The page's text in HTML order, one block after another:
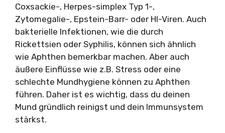
Coxsackie-, Herpes-simplex Typ 1-,
Zytomegalie-, Epstein-Barr- oder HI-Viren. Auch
bakterielle Infektionen, wie die durch
Rickettsien oder Syphilis, können sich ähnlich
wie Aphthen bemerkbar machen. Aber auch
äußere Einflüsse wie z.B. Stress oder eine
schlechte Mundhygiene können zu Aphthen
führen. Daher ist es wichtig, dass du deinen
Mund gründlich reinigst und dein Immunsystem
stärkst.